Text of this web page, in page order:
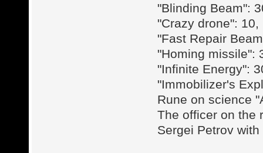
"Blinding Beam":
"Crazy drone": 10,
"Fast Repair
"Homing missile":
"Infinite Energy":
"Immobilizer's
Rune on science
The officer on the
Sergei Petrov